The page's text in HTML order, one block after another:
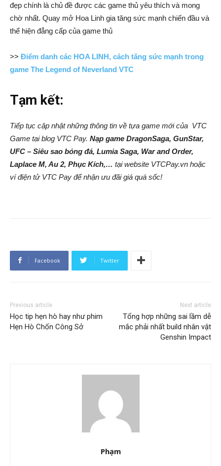
đẹp chính là chủ đề được các game thủ yêu thích và mong
chờ nhất. Quay mở Hoa Linh gia tăng sức mạnh chiến đầu và
thể hiện đẳng cấp của game thủ
>> Điểm danh các HOA LINH, cách tăng sức mạnh trong
game The Legend of Neverland VTC
Tạm kết:
Tiếp tục cập nhật những thông tin về tựa game mới của VTC
Game tại blog VTC Pay. Nạp game DragonSaga, GunStar,
UFC – Siêu sao bóng đá, Lumia Saga, War and Order,
Laplace M, Au 2, Phục Kích,… tại website VTCPay.vn hoặc
ví điện tử VTC Pay để nhận ưu đãi giá quá sốc!
Facebook Twitter
Previous article
Học tip hẹn hò hay như phim
Hẹn Hò Chốn Công Sở
Next article
Tổng hợp những sai lầm dễ
mắc phải nhất build nhân vật
Genshin Impact
Phạm